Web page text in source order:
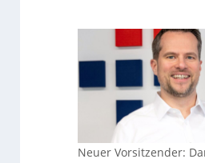
Neuer Vorsitzender: